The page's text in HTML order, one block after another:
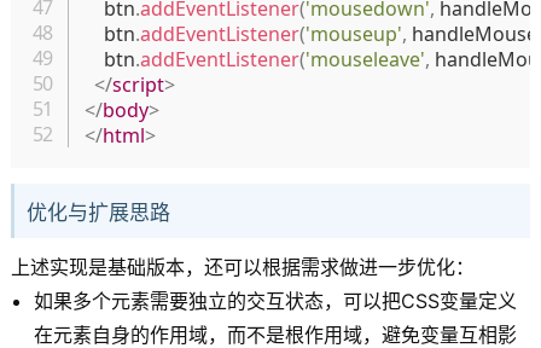
    btn
.addEventListener('mousedown',
    btn
.addEventListener('mouseup',
    btn
.addEventListener('mouseleave',
</script>
</body>
</html>
优化与扩展思路
上述实现是基础版本，还可以根据需求做进一步优化：
如果多个元素需要独立的交互状态，可以把CSS变量定义
在元素自身的作用域，而不是根作用域，避免变量互相影